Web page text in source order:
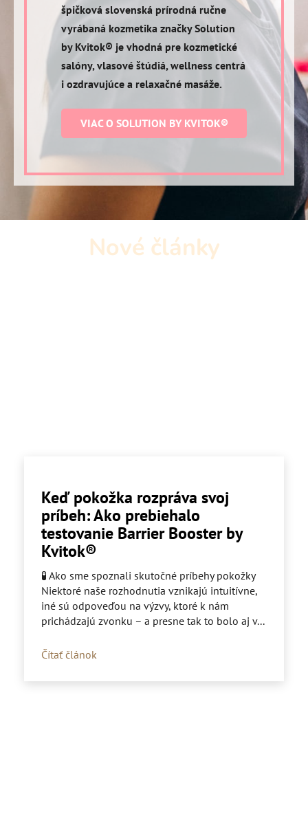
špičková slovenská prírodná ručne
vyrábaná kozmetika značky Solution
by Kvitok® je vhodná pre kozmetické
salóny, vlasové štúdiá, wellness centrá
i ozdravujúce a relaxačné masáže.
VIAC O SOLUTION BY KVITOK®
Nové články
Keď pokožka rozpráva svoj
príbeh: Ako prebiehalo
testovanie Barrier Booster by
Kvitok®
🧪 Ako sme spoznali skutočné príbehy pokožky
Niektoré naše rozhodnutia vznikajú intuitívne,
iné sú odpoveďou na výzvy, ktoré k nám
prichádzajú zvonku – a presne tak to bolo aj v...
Čítať článok